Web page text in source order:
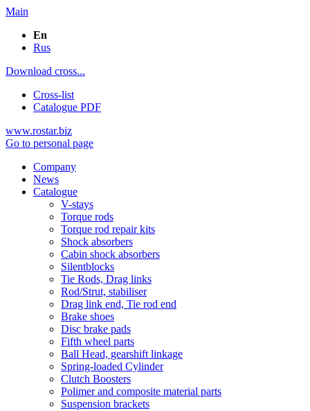
Main
En
Rus
Download cross...
Cross-list
Catalogue PDF
www.rostar.biz
Go to personal page
Company
News
Catalogue
V-stays
Torque rods
Torque rod repair kits
Shock absorbers
Cabin shock absorbers
Silentblocks
Tie Rods, Drag links
Rod/Strut, stabiliser
Drag link end, Tie rod end
Brake shoes
Disc brake pads
Fifth wheel parts
Ball Head, gearshift linkage
Spring-loaded Cylinder
Clutch Boosters
Polimer and composite material parts
Suspension brackets